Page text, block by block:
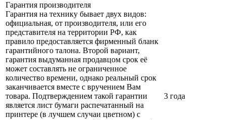
Гарантия производителя
Гарантия на технику бывает двух видов:
официальная, от производителя, или его
представителя на территории РФ, как
правило предоставляется фирменный бланк
гарантийного талона. Второй вариант,
гарантия выдуманная продавцом срок её
может составлять не ограниченное
количество времени, однако реальный срок
заканчивается вместе с вручением Вам
товара. Подтверждением такой гарантии
является лист бумаги распечатанный на
принтере (в лучшем случаи цветном) с
3 года